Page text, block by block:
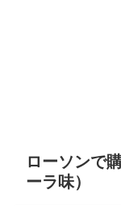
ローソンで
ーラ味）